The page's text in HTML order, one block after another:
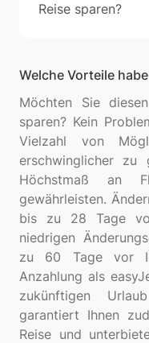
Reise sparen?
Welche Vorteile
Möchten Sie
sparen? Kein
Vielzahl von
erschwinglicher zu
Höchstmaß an
gewährleisten.
bis zu 28 Tage
niedrigen
zu 60 Tage vor
Anzahlung als
zukünftigen
garantiert Ihnen
Reise und